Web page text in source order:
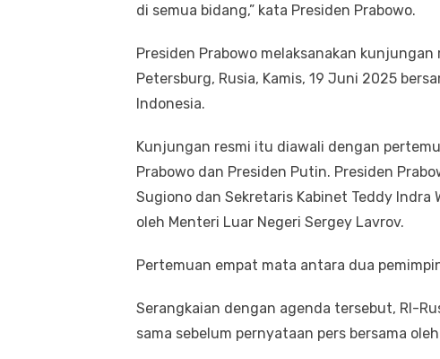
di semua bidang,” kata Presiden Prabowo.
Presiden Prabowo melaksanakan
Petersburg, Rusia, Kamis, 19 Juni 2025
Indonesia.
Kunjungan resmi itu diawali dengan
Prabowo dan Presiden Putin. Presiden
Sugiono dan Sekretaris Kabinet Teddy
oleh Menteri Luar Negeri Sergey Lavrov.
Pertemuan empat mata antara dua
Serangkaian dengan agenda tersebut, RI-
sama sebelum pernyataan pers bersama